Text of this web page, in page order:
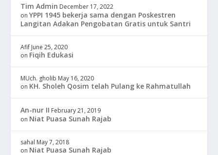
Tim Admin December 17, 2022
onYPPI 1945 bekerja sama dengan Poskestren
Langitan Adakan Pengobatan Gratis untuk Santri
Afif June 25, 2020
on Fiqih Edukasi
MUch. gholib May 16, 2020
on KH. Sholeh Qosim telah Pulang ke Rahmatullah
An-nur II February 21, 2019
on Niat Puasa Sunah Rajab
sahal May 7, 2018
on Niat Puasa Sunah Rajab